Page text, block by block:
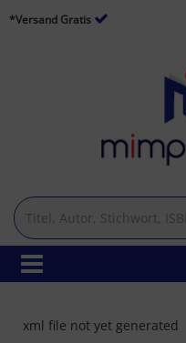
*Versand Gratis
xml file not yet generated